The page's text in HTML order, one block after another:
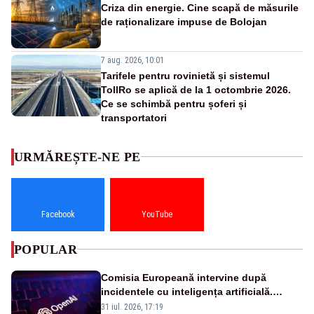
Criza din energie. Cine scapă de măsurile
de raționalizare impuse de Bolojan
7 aug. 2026, 10:01
Tarifele pentru rovinietă și sistemul
TollRo se aplică de la 1 octombrie 2026.
Ce se schimbă pentru șoferi și
transportatori
URMĂREȘTE-NE PE
Facebook YouTube
POPULAR
Comisia Europeană intervine după
incidentele cu inteligența artificială.
OpenAI și Anthropic, vizate
31 iul. 2026, 17:19